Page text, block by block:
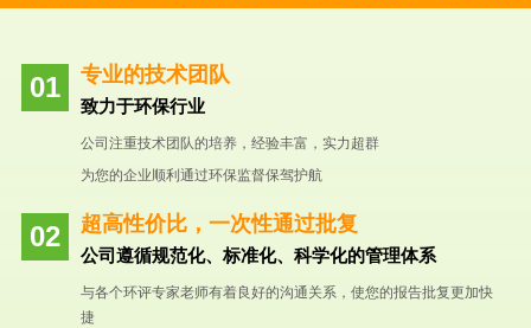
专业的技术团队
致力于环保行业
公司注重技术团队的培养，经验丰富，实力超群
为您的企业顺利通过环保监督保驾护航
超高性价比，一次性通过批复
公司遵循规范化、标准化、科学化的管理体系
与各个环评专家老师有着良好的沟通关系，使您的报告批复更加快
捷